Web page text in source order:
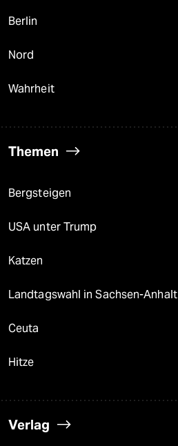
Berlin
Nord
Wahrheit
Themen
Bergsteigen
USA unter Trump
Katzen
Landtagswahl in Sachsen-Anhalt
Ceuta
Hitze
Verlag